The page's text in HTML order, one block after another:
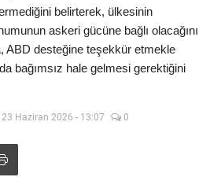
belirterek, ülkesinin
askeri gücüne bağlı olacağını
ABD desteğine teşekkür etmekle
bağımsız hale gelmesi gerektiğini
23 Haziran 2026 - 13:07 0